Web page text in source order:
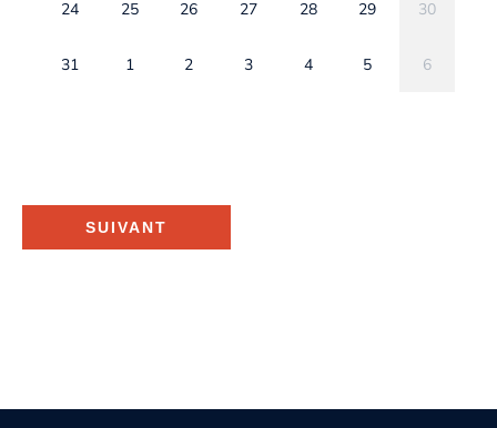
24 25 26 27 28 29 30
31 1 2 3 4 5 6
SUIVANT